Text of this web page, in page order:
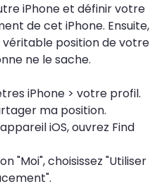
iPhone et définir votre
de cet iPhone. Ensuite,
position de votre
ne le sache.
iPhone > votre profil.
ma position.
iOS, ouvrez Find
"Moi", choisissez "Utiliser